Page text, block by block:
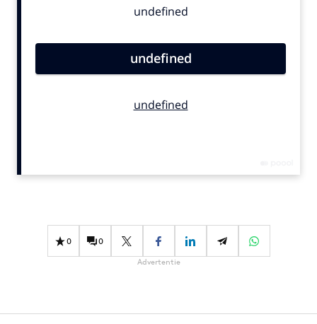
Contentmarketing
Effectiviteit
Gedragsverandering
Martech
0 0
Advertentie